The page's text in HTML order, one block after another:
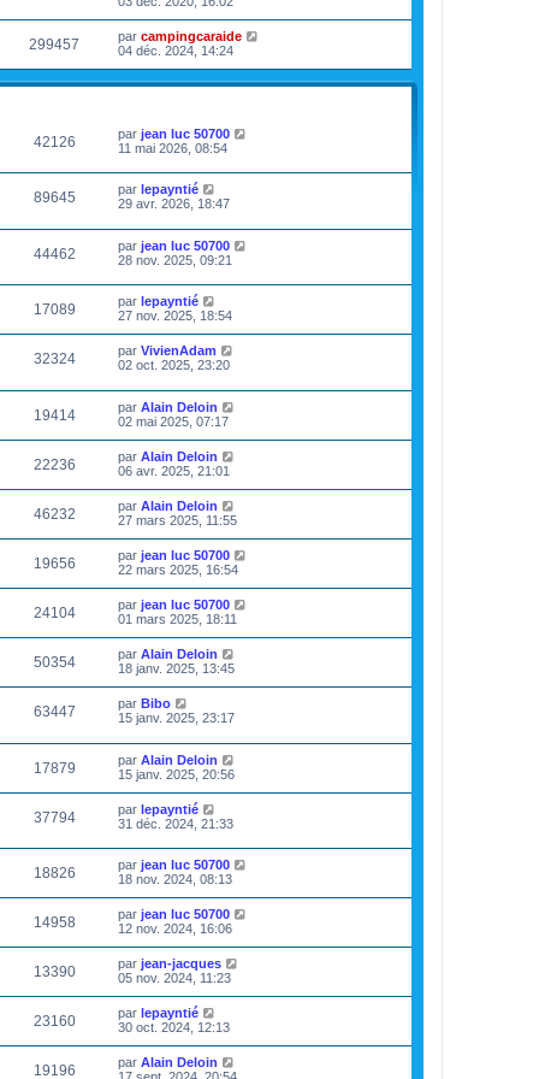
299457 par campingcaraide
04 déc. 2024, 14:24
42126 par jean luc 50700
11 mai 2026, 08:54
89645 par lepayntié
29 avr. 2026, 18:47
44462 par jean luc 50700
28 nov. 2025, 09:21
17089 par lepayntié
27 nov. 2025, 18:54
32324 par VivienAdam
02 oct. 2025, 23:20
19414 par Alain Deloin
02 mai 2025, 07:17
22236 par Alain Deloin
06 avr. 2025, 21:01
46232 par Alain Deloin
27 mars 2025, 11:55
19656 par jean luc 50700
22 mars 2025, 16:54
24104 par jean luc 50700
01 mars 2025, 18:11
50354 par Alain Deloin
18 janv. 2025, 13:45
63447 par Bibo
15 janv. 2025, 23:17
17879 par Alain Deloin
15 janv. 2025, 20:56
37794 par lepayntié
31 déc. 2024, 21:33
18826 par jean luc 50700
18 nov. 2024, 08:13
14958 par jean luc 50700
12 nov. 2024, 16:06
13390 par jean-jacques
05 nov. 2024, 11:23
23160 par lepayntié
30 oct. 2024, 12:13
19196 par Alain Deloin